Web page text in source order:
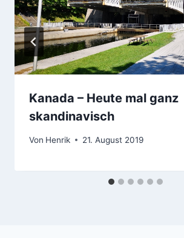
Kanada – Heute mal ganz
skandinavisch
Von Henrik 21. August 2019